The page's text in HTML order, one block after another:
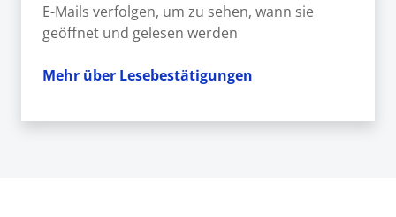
E-Mails verfolgen, um zu sehen, wann sie
geöffnet und gelesen werden
Mehr über Lesebestätigungen